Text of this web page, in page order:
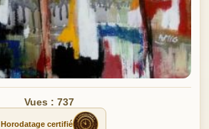
Vues : 737
Horodatage certifié